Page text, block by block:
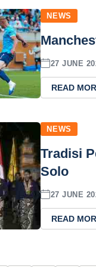
NEWS
27 JUNE
READ
NEWS
Tradisi
Solo
27 JUNE
READ